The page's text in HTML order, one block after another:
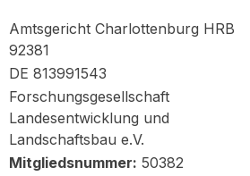
Amtsgericht Charlottenburg HRB
92381
DE 813991543
Forschungsgesellschaft
Landesentwicklung und
Landschaftsbau e.V.
Mitgliedsnummer: 50382